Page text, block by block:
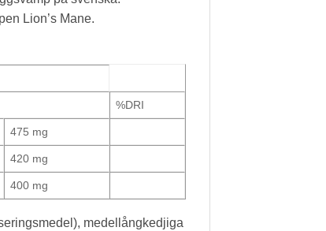
Lion’s Mane.
%DRI
475 mg
420 mg
400 mg
medellångkedjiga